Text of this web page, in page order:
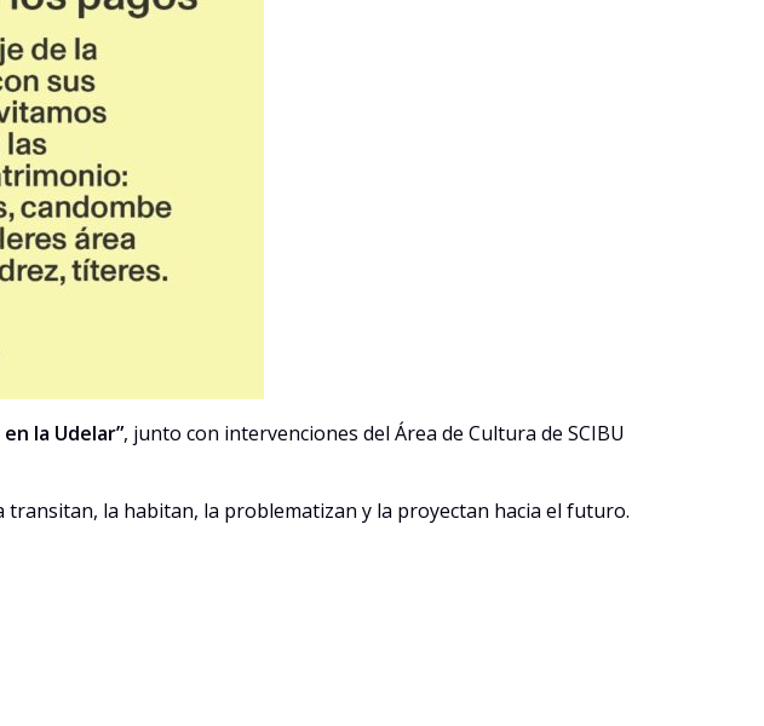
la Udelar”, junto con intervenciones del Área de Cultura de SCIBU
la habitan, la problematizan y la proyectan hacia el futuro.